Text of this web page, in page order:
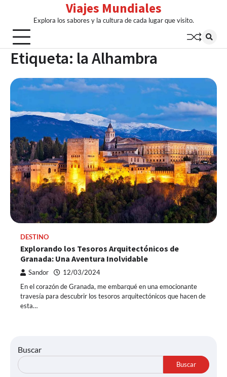
content
Viajes Mundiales
Explora los sabores y la cultura de cada lugar que visito.
Etiqueta: la Alhambra
DESTINO
Explorando los Tesoros Arquitectónicos de
Granada: Una Aventura Inolvidable
Sandor 12/03/2024
En el corazón de Granada, me embarqué en una emocionante
travesía para descubrir los tesoros arquitectónicos que hacen de
esta…
Buscar
Buscar